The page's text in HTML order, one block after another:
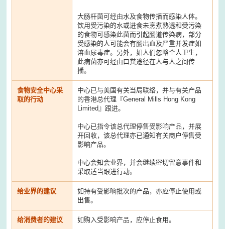
大肠杆菌可经由水及食物传播而感染人体。
饮用受污染的水或进食未烹煮熟透和受污染
的食物可感染此菌而引起肠道传染病，部分
受感染的人可能会有肠出血及严重并发症如
溶血尿毒症。另外，如人们忽略个人卫生，
此病菌亦可经由口粪途径在人与人之间传
播。
食物安全中心采
取的行动
中心已与美国有关当局联络，并与有关产品
的香港总代理『General Mills Hong Kong
Limited』跟进。
中心已指令该总代理停售受影响产品，并展
开回收，该总代理亦已通知有关商户停售受
影响产品。
中心会知会业界，并会继续密切留意事件和
采取适当跟进行动。
给业界的建议
如持有受影响批次的产品，亦应停止使用或
出售。
给消费者的建议 如购入受影响产品，应停止食用。